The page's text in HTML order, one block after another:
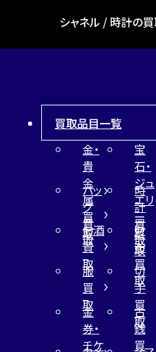
シャネル / 時計の買
買取品目一覧
金・
貴
金
属
買
取
宝
石・
ジュ
エリ
ー
買
取
バッ
グ
買
取
時
計
買
取
お酒
買
取
財
布
買
取
服
買
取
切
手
買
取
金
券・
チケ
古
銭
買